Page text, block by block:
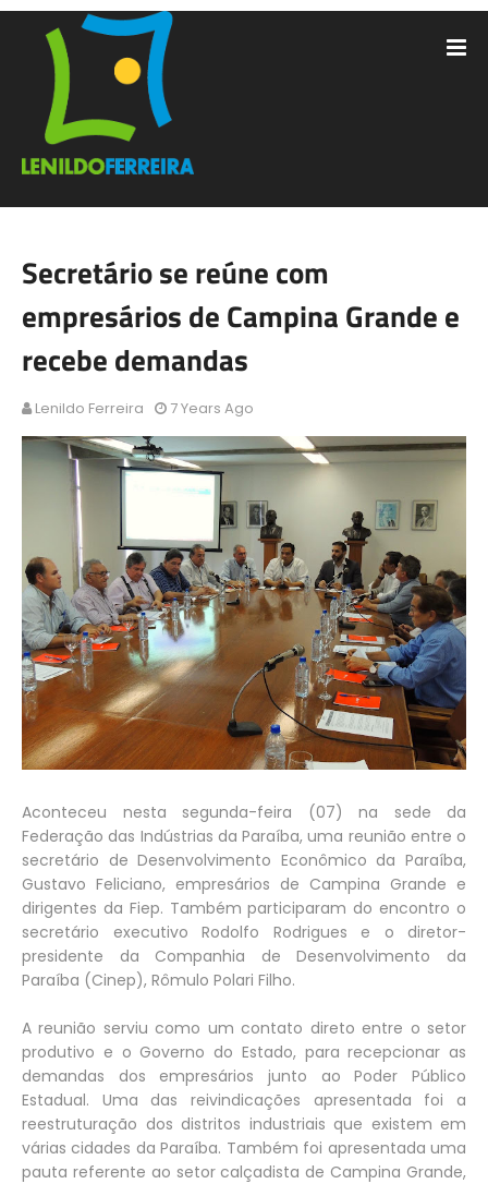
Secretário se reúne com
empresários de Campina Grande e
recebe demandas
Lenildo Ferreira 7 Years Ago
Aconteceu nesta segunda-feira (07) na sede da
Federação das Indústrias da Paraíba, uma reunião entre o
secretário de Desenvolvimento Econômico da Paraíba,
Gustavo Feliciano, empresários de Campina Grande e
dirigentes da Fiep. Também participaram do encontro o
secretário executivo Rodolfo Rodrigues e o diretor-
presidente da Companhia de Desenvolvimento da
Paraíba (Cinep), Rômulo Polari Filho.
A reunião serviu como um contato direto entre o setor
produtivo e o Governo do Estado, para recepcionar as
demandas dos empresários junto ao Poder Público
Estadual. Uma das reivindicações apresentada foi a
reestruturação dos distritos industriais que existem em
várias cidades da Paraíba. Também foi apresentada uma
pauta referente ao setor calçadista de Campina Grande,